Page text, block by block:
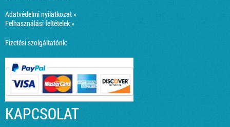
Adatvédelmi nyilatkozat »
Felhasználási feltételek »
Fizetési szolgáltatónk:
KAPCSOLAT